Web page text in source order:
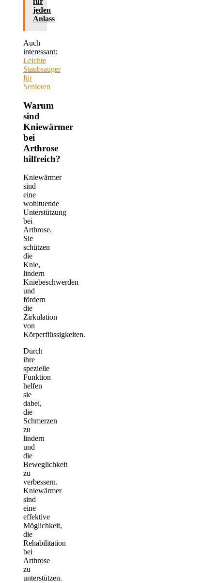
jeden
Anlass
Auch
interessant:
Leichte
Staubsauger
für
Senioren
Warum
sind
Kniewärmer
bei
Arthrose
hilfreich?
Kniewärmer
sind
eine
wohltuende
Unterstützung
bei
Arthrose.
Sie
schützen
die
Knie,
lindern
Kniebeschwerden
und
fördern
die
Zirkulation
von
Körperflüssigkeiten.
Durch
ihre
spezielle
Funktion
helfen
sie
dabei,
die
Schmerzen
zu
lindern
und
die
Beweglichkeit
zu
verbessern.
Kniewärmer
sind
eine
effektive
Möglichkeit,
die
Rehabilitation
bei
Arthrose
zu
unterstützen.